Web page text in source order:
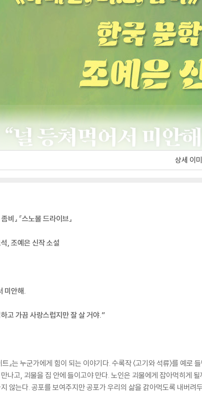
상세 이
비』 『스노볼 드라이브』
, 조예은 신작 소설
미안해.
고 가끔 사랑스럽지만 잘 살 거야.”
트』는 누군가에게 힘이 되는 이야기다. 수록작 〈고기와 석류〉를 예
나고, 괴물을 집 안에 들이고야 만다. 노인은 괴물에게 잡아먹히게
않는다. 공포를 보여주지만 공포가 우리의 삶을 갉아먹도록 내버